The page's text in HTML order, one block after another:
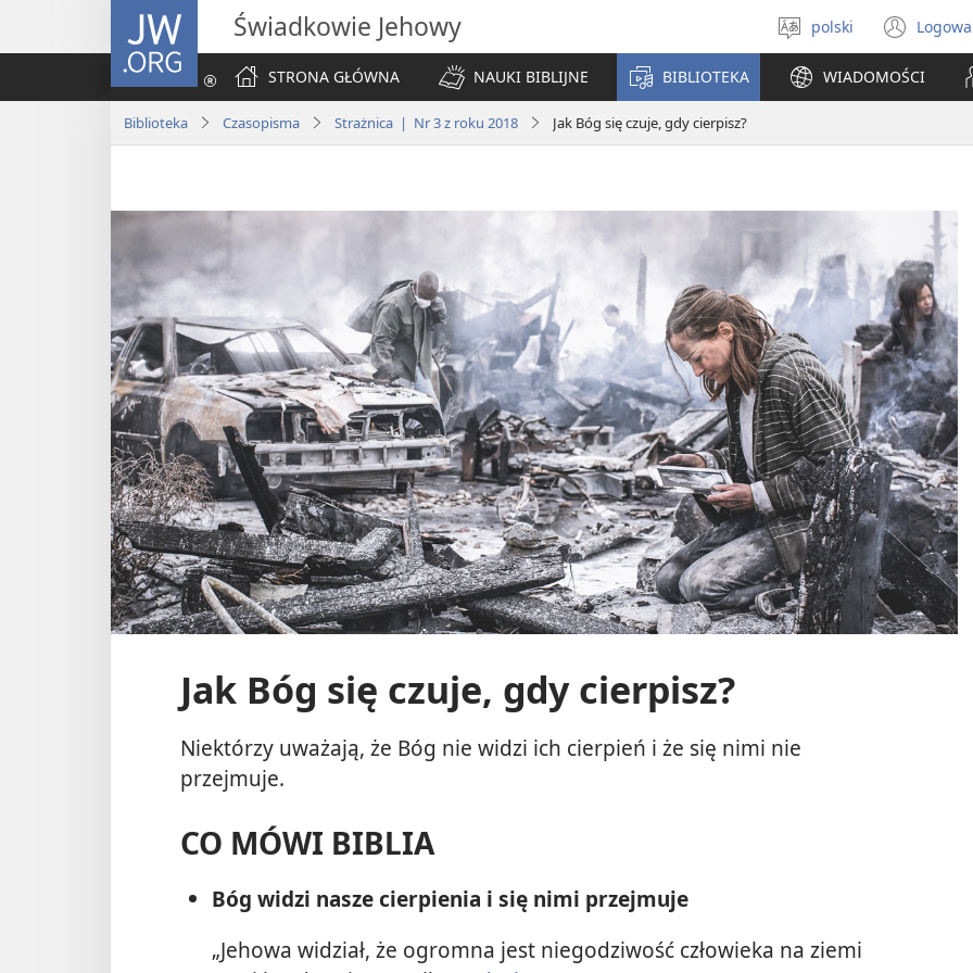
JW.ORG Świadkowie Jehowy
Wybór
języka
polski
new
STRONA GŁÓWNA
NAUKI BIBLIJNE BIBLIOTEKA WIADOMOŚCI
Biblioteka Czasopisma Strażnica | Nr 3 z roku 2018 Jak Bóg się czuje, gdy cierpisz?
Jak Bóg się czuje, gdy cierpisz?
Niektórzy uważają, że Bóg nie widzi ich cierpień i że się nimi nie
przejmuje.
CO MÓWI BIBLIA
Bóg widzi nasze cierpienia i się nimi przejmuje
„Jehowa widział, że ogromna jest niegodziwość człowieka na ziemi